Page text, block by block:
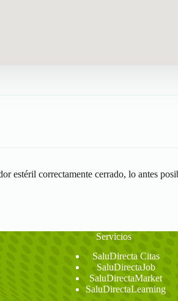
estéril correctamente cerrado, lo antes
Servicios
SaluDirecta Citas
SaluDirectaJob
SaluDirectaMarket
SaluDirectaLearning